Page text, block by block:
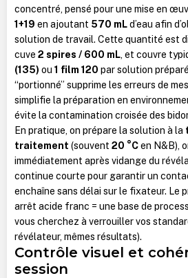
concentré, pensé pour une mise en
1+19 en ajoutant 570 mLd’eau afin
solution de travail. Cette quantité est
cuve 2 spires / 600 mL, et couvre
(135) ou 1 film 120 par solution
“portionné” supprime les erreurs de
simplifie la préparation en
évite la contamination croisée des
En pratique, on prépare la solution à la
traitement (souvent 20 °Cen N&B),
immédiatement après vidange du
continue courte pour garantir un
enchaîne sans délai sur le fixateur. Le
arrêt acide franc = une base de
vous cherchez à verrouiller vos
révélateur, mêmes résultats).
Contrôle visuel et
session